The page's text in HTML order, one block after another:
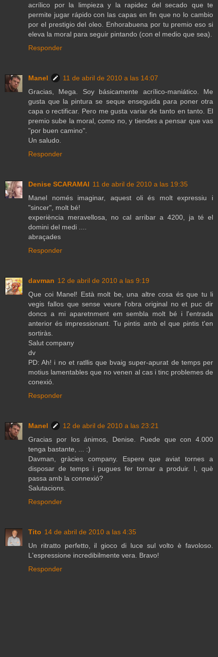
acrílico por la limpieza y la rapidez del secado que te
permite jugar rápido con las capas en fin que no lo cambio
por el prestigio del oleo. Enhorabuena por tu premio eso si
eleva la moral para seguir pintando (con el medio que sea).
Responder
Manel
11 de abril de 2010 a las 14:07
Gracias, Mega. Soy básicamente acrílico-maniático. Me
gusta que la pintura se seque enseguida para poner otra
capa o rectificar. Pero me gusta variar de tanto en tanto. El
premio sube la moral, como no, y tiendes a pensar que vas
"por buen camino".
Un saludo.
Responder
Denise SCARAMAI 11 de abril de 2010 a las 19:35
Manel només imaginar, aquest oli és molt expressiu i
"sincer", molt bé!
experiència meravellosa, no cal arribar a 4200, ja té el
domini del medi ....
abraçades
Responder
davman 12 de abril de 2010 a las 9:19
Que coi Manel! Està molt be, una altre cosa és que tu li
vegis fallos que sense veure l'obra original no et puc dir
doncs a mi aparetnment em sembla molt bé i l'entrada
anterior és impressionant. Tu pintis amb el que pintis t'en
sortiràs.
Salut company
dv
PD: Ah! i no et ratllis que bvaig super-apurat de temps per
motius lamentables que no venen al cas i tinc problemes de
conexió.
Responder
Manel
12 de abril de 2010 a las 23:21
Gracias por los ánimos, Denise. Puede que con 4.000
tenga bastante, ... :)
Davman, gràcies company. Espere que aviat tornes a
disposar de temps i pugues fer tornar a produir. I, què
passa amb la connexió?
Salutacions.
Responder
Tito 14 de abril de 2010 a las 4:35
Un ritratto perfetto, il gioco di luce sul volto è favoloso.
L'espressione incredibilmente vera. Bravo!
Responder